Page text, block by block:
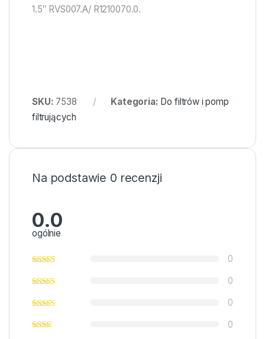
1.5″ RVS007.A/ R1210070.0.
SKU: 7538 Kategoria: Do filtrów i pomp
filtrujących
Na podstawie 0 recenzji
0.0
ogólnie
0
0
0
0